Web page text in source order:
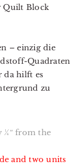
Quilt Block
– einzig die
Quadraten
da hilft es
zu
¼″ from the
and two units